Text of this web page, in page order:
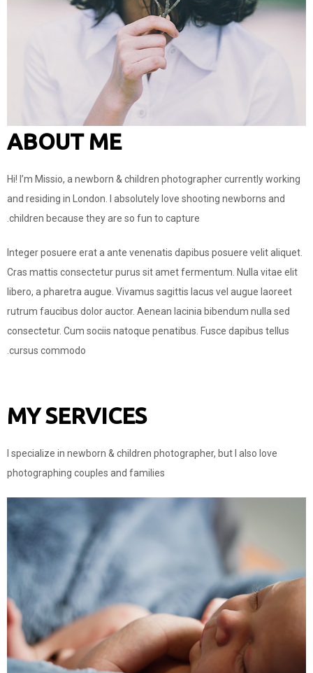
ABOUT ME
Hi! I’m Missio, a newborn & children photographer currently working
and residing in London. I absolutely love shooting newborns and
children because they are so fun to capture.
Integer posuere erat a ante venenatis dapibus posuere velit aliquet.
Cras mattis consectetur purus sit amet fermentum. Nulla vitae elit
libero, a pharetra augue. Vivamus sagittis lacus vel augue laoreet
rutrum faucibus dolor auctor. Aenean lacinia bibendum nulla sed
consectetur. Cum sociis natoque penatibus. Fusce dapibus tellus
cursus commodo.
MY SERVICES
I specialize in newborn & children photographer, but I also love
photographing couples and families